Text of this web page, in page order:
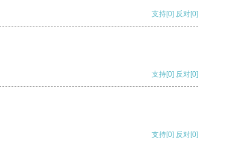
支持[0] 反对[0]
支持[0] 反对[0]
支持[0] 反对[0]